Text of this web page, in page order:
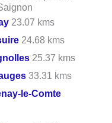
23.07 kms
24.68 kms
25.37 kms
33.31 kms
le-Comte